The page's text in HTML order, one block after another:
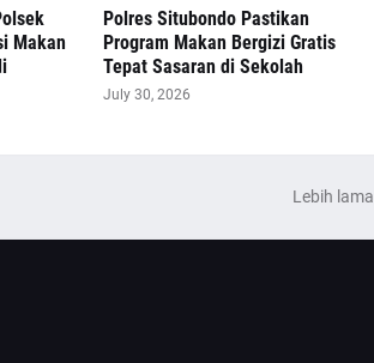
Makan
Polres Situbondo Pastikan
Program Makan Bergizi Gratis
Tepat Sasaran di Sekolah
July 30, 2026
Lebih lama